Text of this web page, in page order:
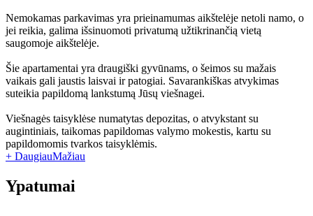
Nemokamas parkavimas yra prieinamumas aikštelėje netoli namo, o
jei reikia, galima išsinuomoti privatumą užtikrinančią vietą
saugomoje aikštelėje.
Šie apartamentai yra draugiški gyvūnams, o šeimos su mažais
vaikais gali jaustis laisvai ir patogiai. Savarankiškas atvykimas
suteikia papildomą lankstumą Jūsų viešnagei.
Viešnagės taisyklėse numatytas depozitas, o atvykstant su
augintiniais, taikomas papildomas valymo mokestis, kartu su
papildomomis tvarkos taisyklėmis.
+ DaugiauMažiau
Ypatumai